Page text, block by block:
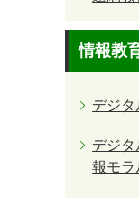
情報教
デジタ
デジ
報モラ